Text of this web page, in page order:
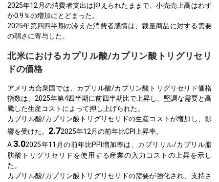
2025年12月の消費者支出は抑えられたままで、小売売上高はわず
か0.9％の増加にとどまった。
2025年第四四半期の冷えた消費者感情は、裁量商品に対する需要
の弱さに寄与した。
北米におけるカプリル酸/カプリン酸トリグリセリ
ドの価格
アメリカ合衆国では、カプリル酸/カプリン酸トリグリセリド価格
指数は、2025年第4四半期に前四半期比で上昇し、堅調な需要と高
騰した生産コストによって押し上げられた。
カプリル酸/カプリン酸トリグリセリドの生産コストが増加し、影
響を受けた。 2.72025年12月の前年比CPI上昇率。
A 3.02025年11月の前年比PPI増加率は、カプリリル/カプリル脂
肪酸トリグリセリドを使用する産業の入力コストの上昇を示し
た。
カプリル酸/カプリン酸トリグリセリドの需要が強化され、支持さ